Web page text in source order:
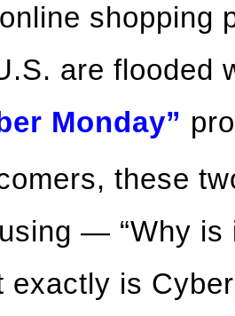
shopping
are flooded
Monday”
these
— “Why is
exactly is